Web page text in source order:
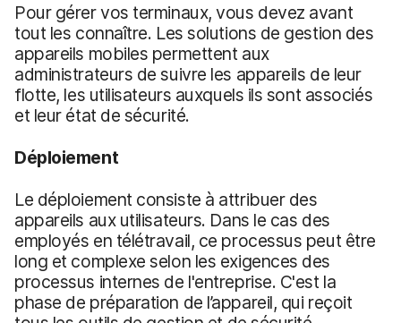
Pour gérer vos terminaux, vous devez avant
tout les connaître. Les solutions de gestion des
appareils mobiles permettent aux
administrateurs de suivre les appareils de leur
flotte, les utilisateurs auxquels ils sont associés
et leur état de sécurité.
Déploiement
Le déploiement consiste à attribuer des
appareils aux utilisateurs. Dans le cas des
employés en télétravail, ce processus peut être
long et complexe selon les exigences des
processus internes de l'entreprise. C'est la
phase de préparation de l’appareil, qui reçoit